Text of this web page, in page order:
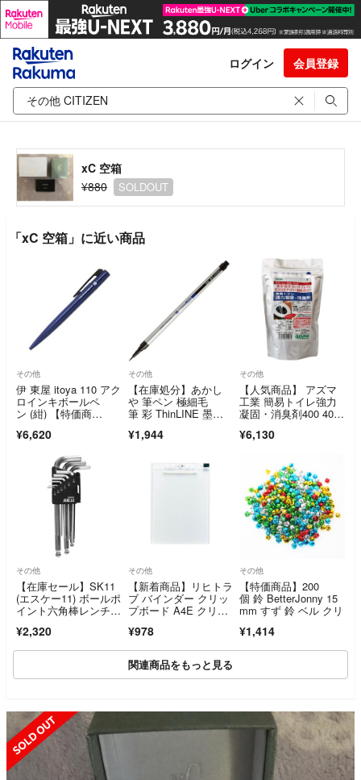
ログイン 会員登録
xC 空箱
¥880
SOLDOUT
「xC 空箱」に近い商品
その他
伊 東屋 itoya 110 アク
ロインキボールペ
ン (紺) 【特価商
ル】 【人気商
¥6,620
その他
【在庫処分】あかし
や 筆ペン 極細毛
筆 彩 ThinLINE 墨色 5
¥1,944
その他
【人気商品】 アズマ
工業 簡易トイレ強力
凝固・消臭剤400 400
流せないトイレの悪臭
¥6,130
その他
【在庫セール】SK11
(エスケー11) ボールポ
イント六角棒レンチセ
¥2,320
その他
【新着商品】リヒトラ
ブ バインダー クリッ
プボード A4E クリス
¥978
その他
【特価商品】200
個 鈴 BetterJonny 15
mm すず 鈴 ベル クリ
¥1,414
関連商品をもっと見る
SOLD OUT